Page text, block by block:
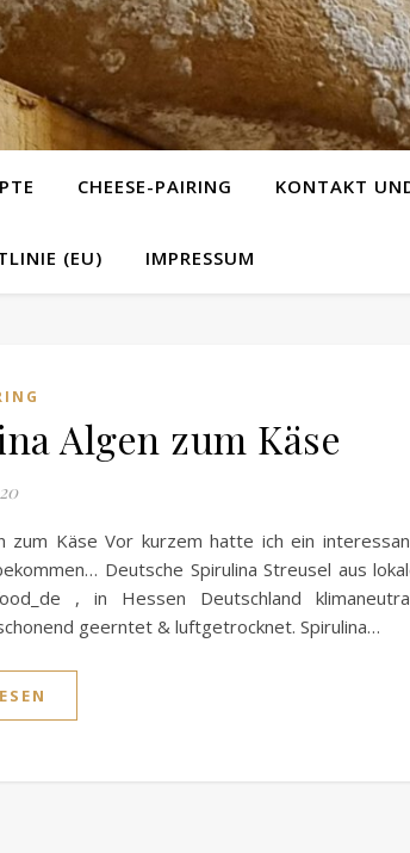
CHEESE-PAIRING KONTAKT
(EU) IMPRESSUM
Algen zum Käse
zum Käse Vor kurzem hatte ich ein
Deutsche Spirulina Streusel aus
, in Hessen Deutschland
geerntet & luftgetrocknet. Spirulina…